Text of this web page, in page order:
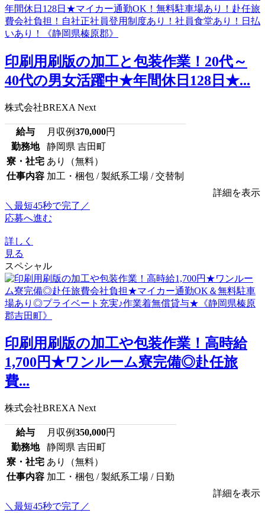
印刷用刷版の加工と包装作業！20代～
40代の男女活躍中★年間休日128日★...
株式会社BREXA Next
給与 月収例370,000円
勤務地
静岡県 吉田町
寮・社宅 あり（無料）
仕事内容 加工・梱包 / 製紙系工場 / 交替制
詳細を表示
＼最短45秒で完了／
応募へ進む
詳しく
見る
スペシャル
印刷用刷版の加工や包装作業！高時給
1,700円★ワンルーム寮完備◎赴任旅
費...
株式会社BREXA Next
給与 月収例350,000円
勤務地
静岡県 吉田町
寮・社宅 あり（無料）
仕事内容 加工・梱包 / 製紙系工場 / 日勤
詳細を表示
＼最短45秒で完了／